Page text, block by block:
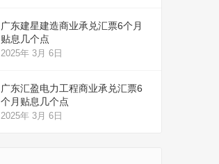
广东建星建造商业承兑汇票6个月
贴息几个点
2025年 3月 6日
广东汇盈电力工程商业承兑汇票6
个月贴息几个点
2025年 3月 6日